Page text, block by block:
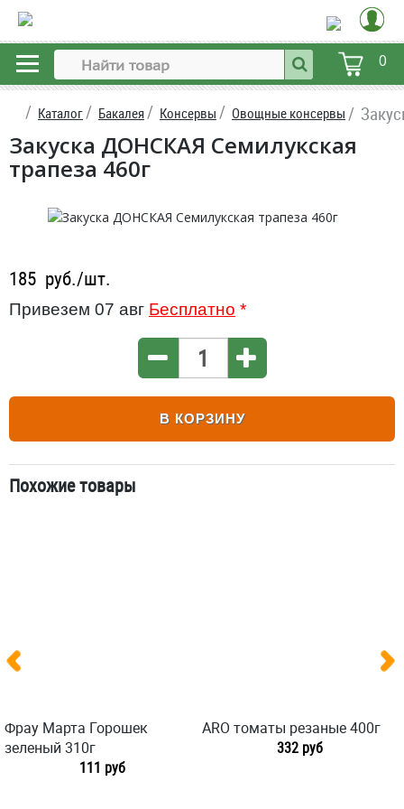
0
Каталог Бакалея Консервы Овощные консервы
Закуска ДОНСКАЯ Семилукская
трапеза 460г
185 руб./шт.
Привезем 07 авг Бесплатно *
В КОРЗИНУ
Похожие товары
Фрау Марта Горошек
зеленый 310г
111 руб
ARO томаты резаные 400г
332 руб